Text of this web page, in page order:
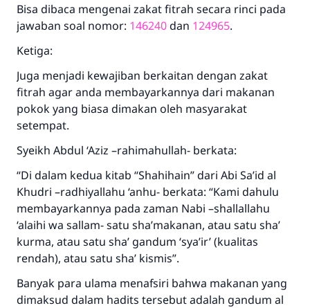
Bisa dibaca mengenai zakat fitrah secara rinci pada
jawaban soal nomor: 146240dan 124965.
Ketiga:
Juga menjadi kewajiban berkaitan dengan zakat
fitrah agar anda membayarkannya dari makanan
pokok yang biasa dimakan oleh masyarakat
setempat.
Syeikh Abdul ‘Aziz –rahimahullah- berkata:
“Di dalam kedua kitab “Shahihain” dari Abi Sa’id al
Khudri –radhiyallahu ‘anhu- berkata: “Kami dahulu
membayarkannya pada zaman Nabi –shallallahu
‘alaihi wa sallam- satu sha’makanan, atau satu sha’
kurma, atau satu sha’ gandum ‘sya’ir’ (kualitas
rendah), atau satu sha’ kismis”.
Banyak para ulama menafsiri bahwa makanan yang
dimaksud dalam hadits tersebut adalah gandum al